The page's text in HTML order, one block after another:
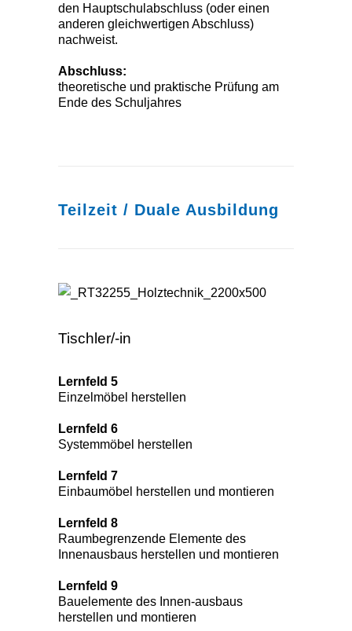
den Hauptschulabschluss (oder einen
anderen gleichwertigen Abschluss)
nachweist.
Abschluss:
theoretische und praktische Prüfung am
Ende des Schuljahres
Teilzeit / Duale Ausbildung
Tischler/-in
Lernfeld 5
Einzelmöbel herstellen
Lernfeld 6
Systemmöbel herstellen
Lernfeld 7
Einbaumöbel herstellen und montieren
Lernfeld 8
Raumbegrenzende Elemente des
Innenausbaus herstellen und montieren
Lernfeld 9
Bauelemente des Innen-ausbaus
herstellen und montieren